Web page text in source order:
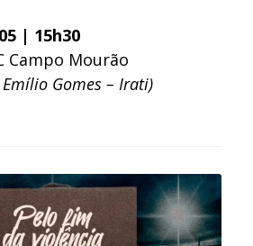
| 15h30
Campo Mourão
Gomes – Irati)